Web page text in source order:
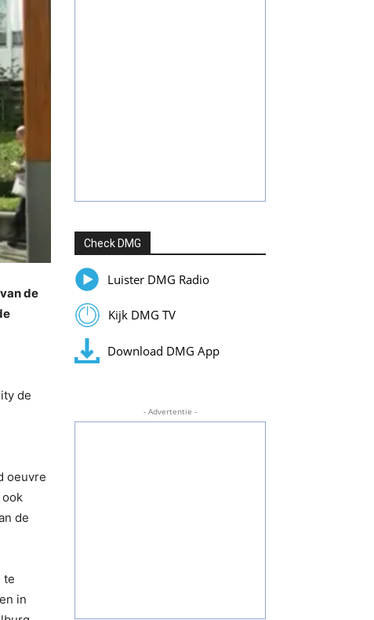
de
de
oeuvre
ook
de
te
in
Check DMG
Luister DMG Radio
Kijk DMG TV
Download DMG App
- Advertentie -